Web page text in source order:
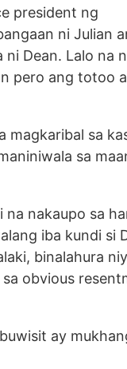
president ng
ni Julian
Dean. Lalo na
pero ang totoo
magkaribal sa
sa
nakaupo sa
iba kundi si
binalahura
obvious
ay